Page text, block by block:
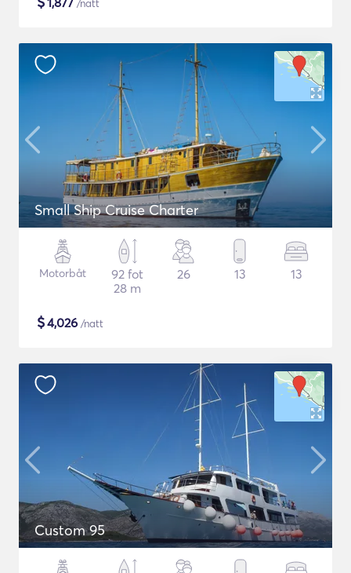
/natt
Small Ship Cruise Charter
Motorbåt
92 fot
28 m
26 13 13
$4,026 /natt
Custom 95